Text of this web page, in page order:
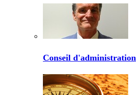
Conseil d'administration